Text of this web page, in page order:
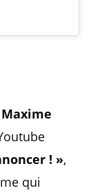
Maxime
! »,
qui